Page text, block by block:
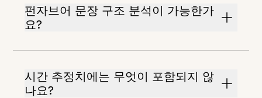
펀자브어 문장 구조 분석이 가능한가
요?
시간 추정치에는 무엇이 포함되지 않
나요?